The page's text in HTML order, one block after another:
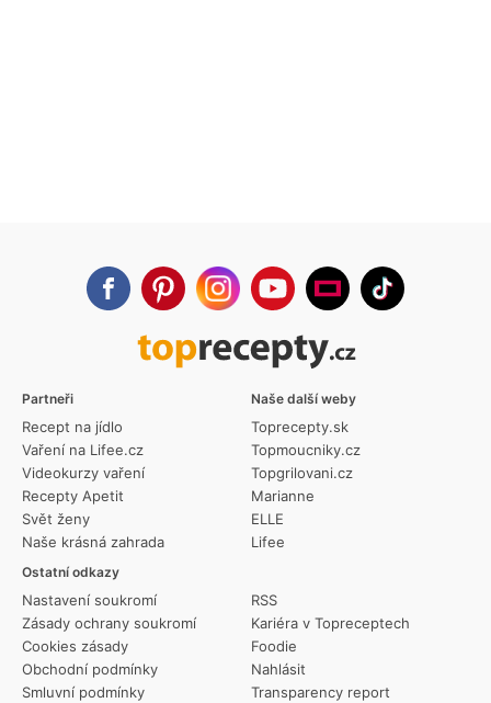
Partneři
Recept na jídlo
Vaření na Lifee.cz
Videokurzy vaření
Recepty Apetit
Svět ženy
Naše krásná zahrada
Ostatní odkazy
Nastavení soukromí
Zásady ochrany soukromí
Cookies zásady
Obchodní podmínky
Smluvní podmínky
RSS
Kariéra v Topreceptech
Foodie
Nahlásit
Transparency report
Naše další weby
Toprecepty.sk
Topmoucniky.cz
Topgrilovani.cz
Marianne
ELLE
Lifee